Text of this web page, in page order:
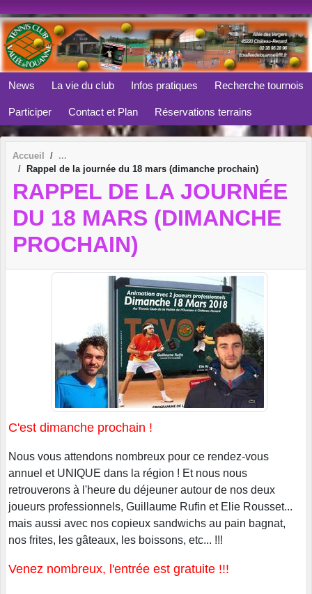
News La vie du club Infos pratiques Recherche tournois
Participer Contact et Plan Réservations terrains
Accueil
Rappel de la journée du 18 mars (dimanche prochain)
RAPPEL DE LA JOURNÉE
DU 18 MARS (DIMANCHE
PROCHAIN)
C'est dimanche prochain !
Nous vous attendons nombreux pour ce rendez-vous
annuel et UNIQUE dans la région ! Et nous nous
retrouverons à l'heure du déjeuner autour de nos deux
joueurs professionnels, Guillaume Rufin et Elie Rousset...
mais aussi avec nos copieux sandwichs au pain bagnat,
nos frites, les gâteaux, les boissons, etc... !!!
Venez nombreux, l'entrée est gratuite !!!